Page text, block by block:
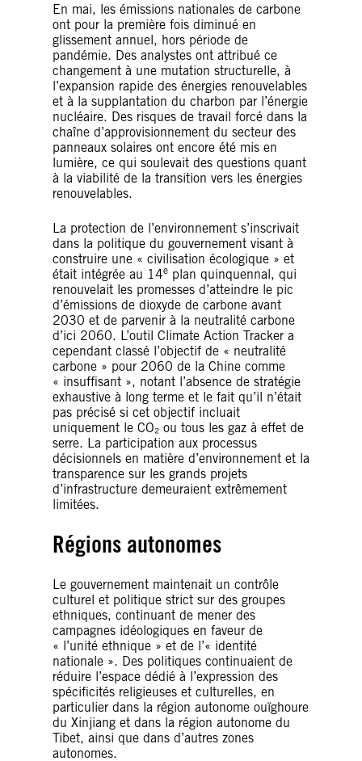
En mai, les émissions nationales de carbone
ont pour la première fois diminué en
glissement annuel, hors période de
pandémie. Des analystes ont attribué ce
changement à une mutation structurelle, à
l’expansion rapide des énergies renouvelables
et à la supplantation du charbon par l’énergie
nucléaire. Des risques de travail forcé dans la
chaîne d’approvisionnement du secteur des
panneaux solaires ont encore été mis en
lumière, ce qui soulevait des questions quant
à la viabilité de la transition vers les énergies
renouvelables.
La protection de l’environnement s’inscrivait
dans la politique du gouvernement visant à
construire une « civilisation écologique » et
était intégrée au 14e plan quinquennal, qui
renouvelait les promesses d’atteindre le pic
d’émissions de dioxyde de carbone avant
2030 et de parvenir à la neutralité carbone
d’ici 2060. L’outil Climate Action Tracker a
cependant classé l’objectif de « neutralité
carbone » pour 2060 de la Chine comme
« insuffisant », notant l’absence de stratégie
exhaustive à long terme et le fait qu’il n’était
pas précisé si cet objectif incluait
uniquement le CO₂ ou tous les gaz à effet de
serre. La participation aux processus
décisionnels en matière d’environnement et la
transparence sur les grands projets
d’infrastructure demeuraient extrêmement
limitées.
Régions autonomes
Le gouvernement maintenait un contrôle
culturel et politique strict sur des groupes
ethniques, continuant de mener des
campagnes idéologiques en faveur de
« l’unité ethnique » et de l’« identité
nationale ». Des politiques continuaient de
réduire l’espace dédié à l’expression des
spécificités religieuses et culturelles, en
particulier dans la région autonome ouïghoure
du Xinjiang et dans la région autonome du
Tibet, ainsi que dans d’autres zones
autonomes.